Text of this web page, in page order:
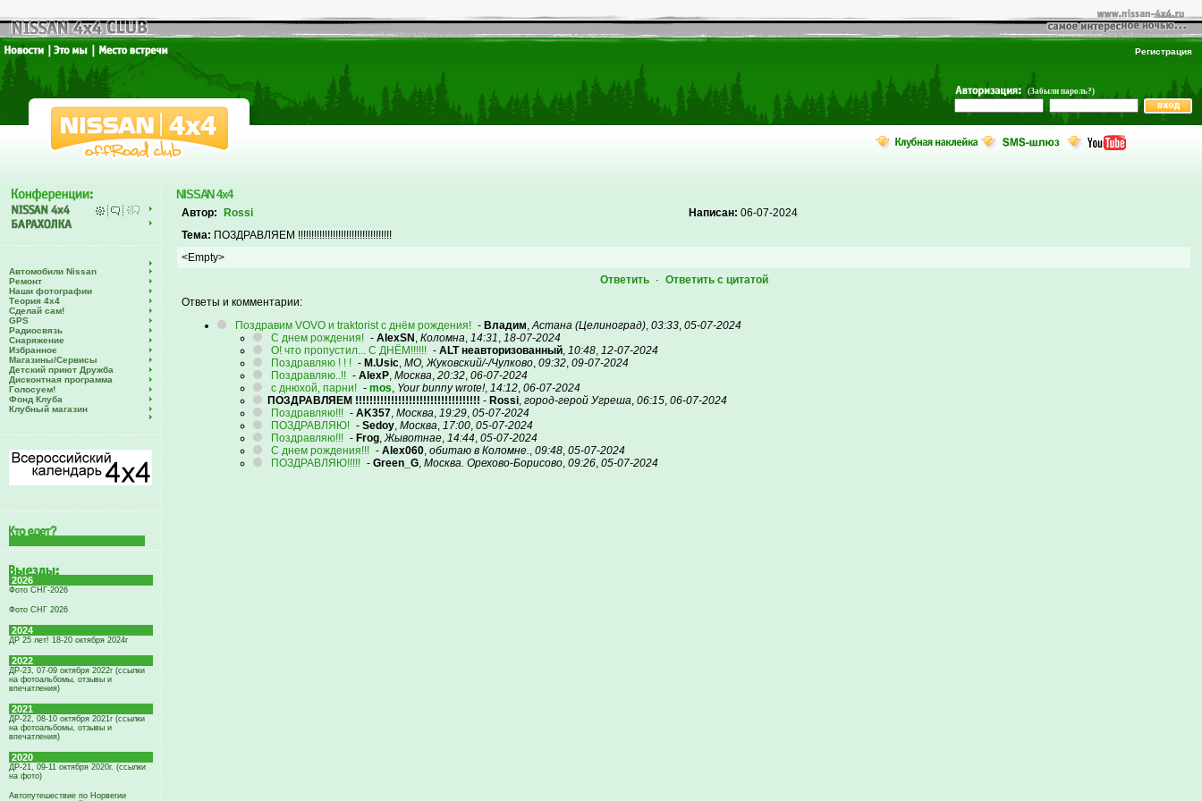
Регистрация
(Забыли пароль?)
Автомобили Nissan
Ремонт
Наши фотографии
Теория 4х4
Сделай сам!
GPS
Радиосвязь
Снаряжение
Избранное
Магазины/Сервисы
Детский приют Дружба
Дисконтная программа
Голосуем!
Фонд Клуба
Клубный магазин
2026
Фото СНГ-2026
Фото СНГ 2026
2024
ДР 25 лет! 18-20 октября 2024г
2022
ДР-23, 07-09 октября 2022г (ссылки
на фотоальбомы, отзывы и
впечатления)
2021
ДР-22, 08-10 октября 2021г (ссылки
на фотоальбомы, отзывы и
впечатления)
2020
ДР-21, 09-11 октября 2020г. (ссылки
на фото)
Автопутешествие по Норвегии
NISSAN 4x4
Автор: Rossi Написан: 06-07-2024
Тема: ПОЗДРАВЛЯЕМ !!!!!!!!!!!!!!!!!!!!!!!!!!!!!!!!!!!
<Empty>
Ответить
·
Ответить с цитатой
Ответы и комментарии:
Поздравим VOVO и traktorist с днём рождения! - Владим,Астана (Целиноград), 03:33, 05-07-2024
С днем рождения! - AlexSN , Коломна, 14:31, 18-07-2024
О! что пропустил... С ДНЁМ!!!!!! - ALT неавторизованный, 10:48, 12-07-2024
Поздравляю ! ! ! - M.Usic, МО, Жуковский/-/Чулково, 09:32, 09-07-2024
Поздравляю..!! - AlexP, Москва, 20:32, 06-07-2024
с днюхой, парни! - mos, Your bunny wrote!, 14:12, 06-07-2024
ПОЗДРАВЛЯЕМ !!!!!!!!!!!!!!!!!!!!!!!!!!!!!!!!!!! - Rossi, город-герой Угреша, 06:15, 06-07-2024
Поздравляю!!! - AK357, Москва, 19:29, 05-07-2024
ПОЗДРАВЛЯЮ! - Sedoy, Москва, 17:00, 05-07-2024
Поздравляю!!! - Frog,Жывотнае, 14:44, 05-07-2024
С днем рождения!!! - Alex060, обитаю в Коломне., 09:48, 05-07-2024
ПОЗДРАВЛЯЮ!!!!! - Green_G, Москва. Орехово-Борисово, 09:26, 05-07-2024